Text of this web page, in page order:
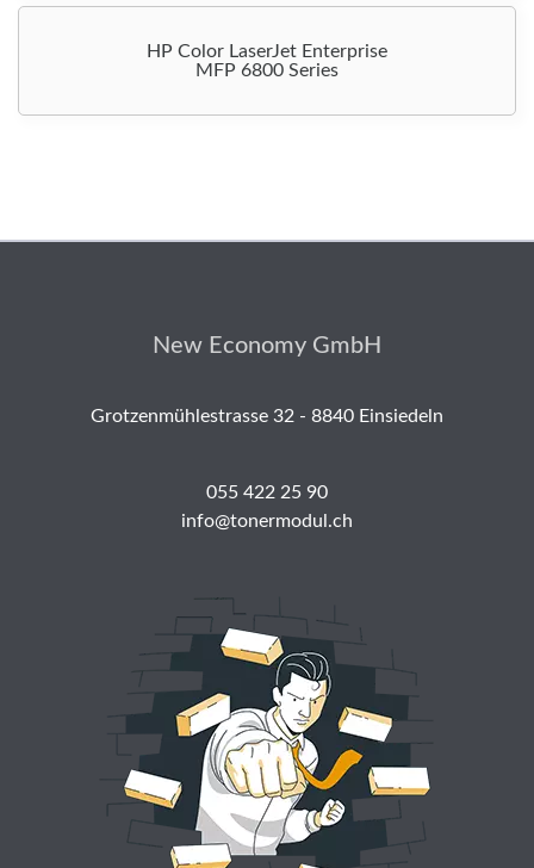
HP Color LaserJet Enterprise
MFP 6800 Series
New Economy GmbH
Grotzenmühlestrasse 32 - 8840 Einsiedeln
055 422 25 90
info@tonermodul.ch